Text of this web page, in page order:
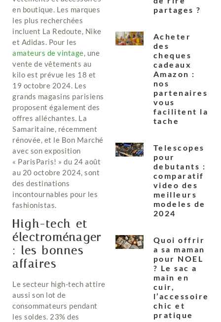
en boutique. Les marques
les plus recherchées
incluent La Redoute, Nike
et Adidas. Pour les
amateurs de vintage, une
vente de vêtements au
kilo est prévue les 18 et
19 octobre 2024. Les
grands magasins parisiens
proposent également des
offres alléchantes. La
Samaritaine, récemment
rénovée, et le Bon Marché
avec son exposition
« ParisParis! » du 24 août
au 20 octobre 2024, sont
des destinations
incontournables pour les
fashionistas.
High-tech et
électroménager
: les bonnes
affaires
Le secteur high-tech attire
aussi son lot de
consommateurs pendant
les soldes. 23% des
partages ?
Acheter
des
cheques
cadeaux
Amazon :
nos
partenaires
vous
facilitent la
tache
Telescopes
pour
debutants :
comparatif
video des
meilleurs
modeles de
2024
Quoi offrir
a sa maman
pour NOEL
? Le sac a
main en
cuir,
l’accessoire
chic et
pratique